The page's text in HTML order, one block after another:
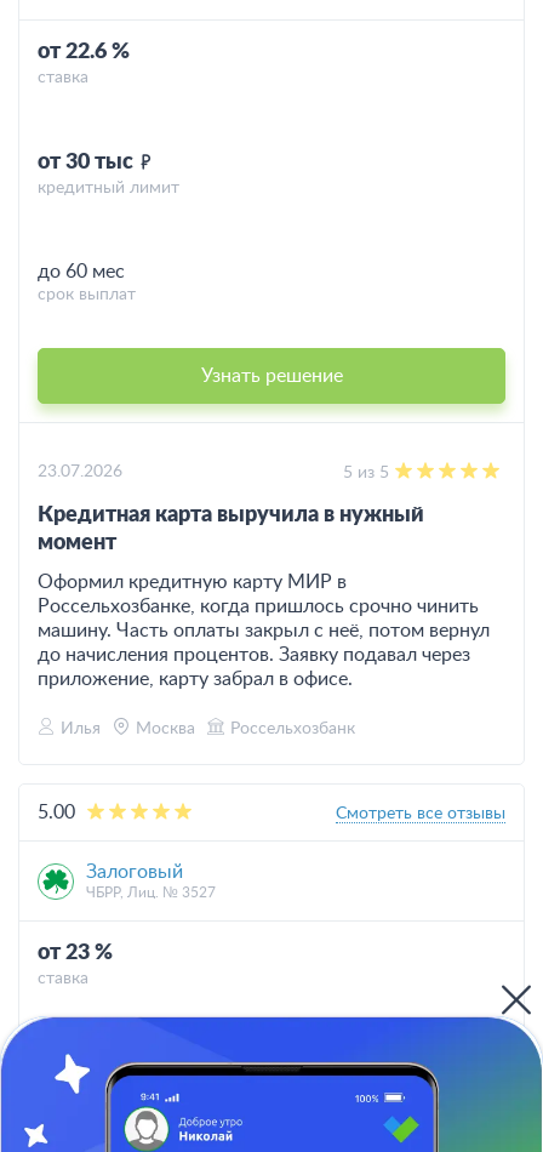
от 22.6 %
ставка
от 30 тыс
кредитный лимит
до 60 мес
срок выплат
Узнать решение
23.07.2026 5 из 5
Кредитная карта выручила в нужный
момент
Оформил кредитную карту МИР в
Россельхозбанке, когда пришлось срочно чинить
машину. Часть оплаты закрыл с неё, потом вернул
до начисления процентов. Заявку подавал через
приложение, карту забрал в офисе.
Илья Москва Россельхозбанк
5.00 Смотреть все отзывы
Залоговый
ЧБРР, Лиц. № 3527
от 23 %
ставка
от 100 тыс
кредитный лимит